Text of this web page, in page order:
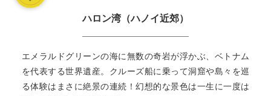
ハロン湾（ハノイ近郊）
エメラルドグリーンの海に無数の奇岩が浮かぶ、ベトナム
を代表する世界遺産。クルーズ船に乗って洞窟や島々を巡
る体験はまさに絶景の連続！幻想的な景色は一生に一度は